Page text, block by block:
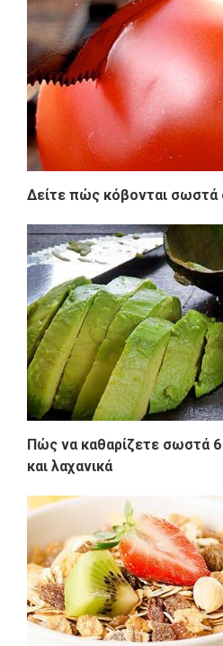
Δείτε πώς κόβονται σωστά
Πώς να καθαρίζετε σωστά
και λαχανικά